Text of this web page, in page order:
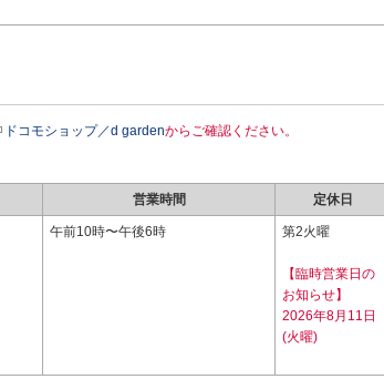
ドコモショップ／d gardenからご確認ください。
営業時間 定休日
午前10時〜午後6時 第2火曜
【臨時営業日の
お知らせ】
2026年8月11日
(火曜)